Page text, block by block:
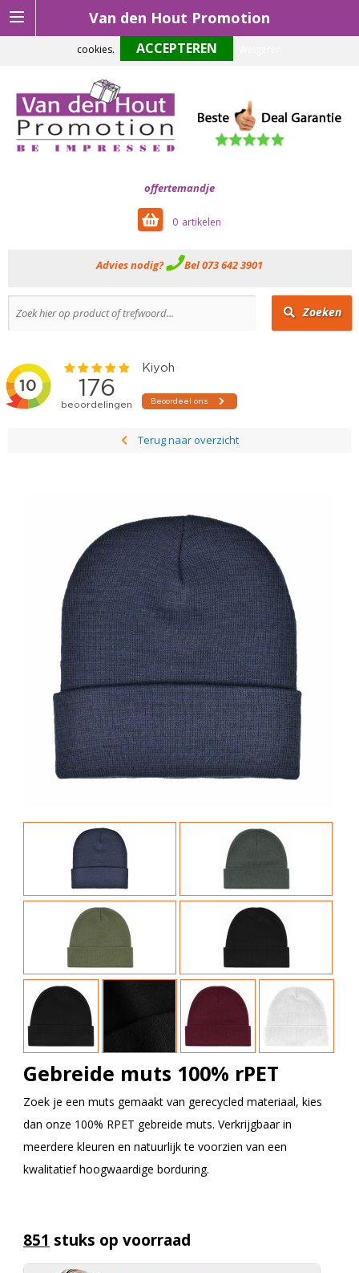
Van den Hout Promotion
offertemandje
0
Advies nodig? Bel 073 642 3901
Zoeken
Terug naar overzicht
Gebreide muts 100% rPET
Zoek je een muts gemaakt van gerecycled materiaal, kies
dan onze 100% RPET gebreide muts. Verkrijgbaar in
meerdere kleuren en natuurlijk te voorzien van een
kwalitatief hoogwaardige borduring.
851 stuks op voorraad
Om onze website optimaal te laten functioneren maken wij gebruik van
cookies.